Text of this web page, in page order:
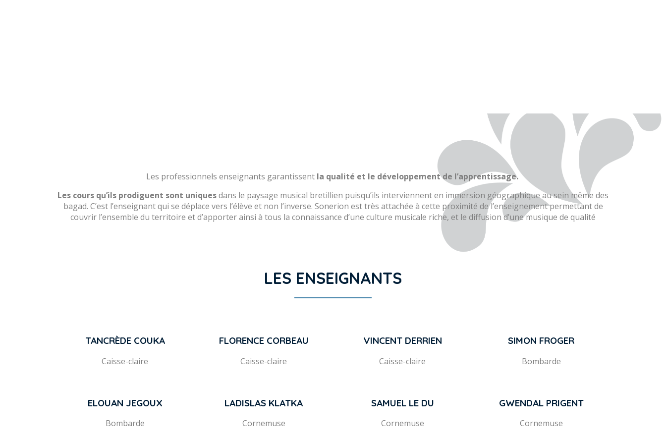
Les professionnels enseignants garantissent la qualité et le développement de l’apprentissage.
Les cours qu’ils prodiguent sont uniquesdans le paysage musical bretillien puisqu’ils interviennent en immersion géographique au sein même des
bagad. C’est l’enseignant qui se déplace vers l’élève et non l’inverse. Sonerion est très attachée à cette proximité de l’enseignement permettant de
couvrir l’ensemble du territoire et d’apporter ainsi à tous la connaissance d’une culture musicale riche, et le diffusion d’une musique de qualité
LES ENSEIGNANTS
TANCRÈDE COUKA
Caisse-claire
FLORENCE CORBEAU
Caisse-claire
VINCENT DERRIEN
Caisse-claire
SIMON FROGER
Bombarde
ELOUAN JEGOUX
Bombarde
LADISLAS KLATKA
Cornemuse
SAMUEL LE DU
Cornemuse
GWENDAL PRIGENT
Cornemuse